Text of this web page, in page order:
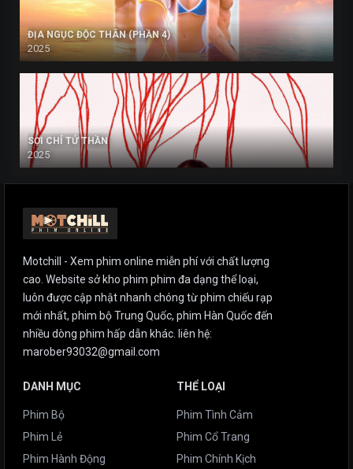
ĐỊA NGỤC ĐỘC THÂN (PHẦN 4)
2025
SỢI CHỈ TỬ THẦN
2025
Motchill - Xem phim online miễn phí với chất lượng
cao. Website sở kho phim phim đa dạng thể loại,
luôn được cập nhật nhanh chóng từ phim chiếu rạp
mới nhất, phim bộ Trung Quốc, phim Hàn Quốc đến
nhiều dòng phim hấp dẫn khác. liên hệ:
marober93032@gmail.com
DANH MỤC
Phim Bộ
Phim Lẻ
Phim Hành Động
THỂ LOẠI
Phim Tình Cảm
Phim Cổ Trang
Phim Chính Kịch